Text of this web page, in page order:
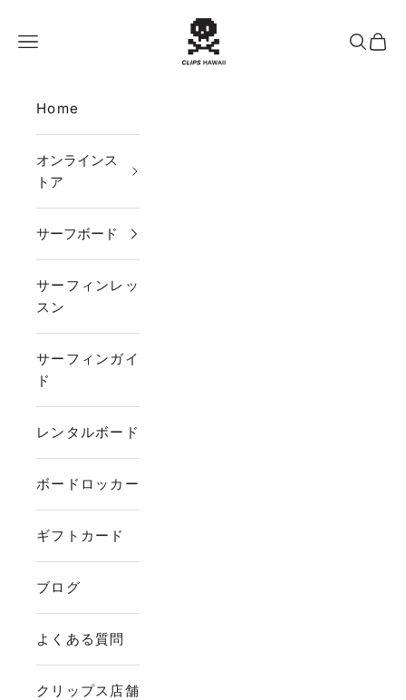
CLIPS HAWAII
メニュー
検索カー
Home
オンラインス
トア
サーフボード
サーフィンレッ
スン
サーフィンガイ
ド
レンタルボード
ボードロッカー
ギフトカード
ブログ
よくある質問
クリップス店舗